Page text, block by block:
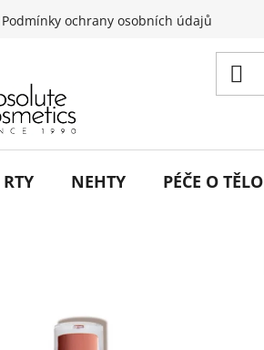
Podmínky ochrany osobních údajů
RTY NEHTY PÉČE O TĚLO